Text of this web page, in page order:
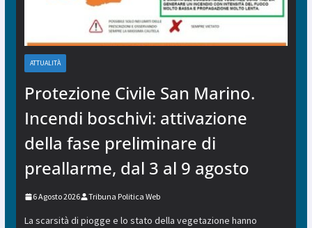
ATTUALITÀ
Protezione Civile San Marino.
Incendi boschivi: attivazione
della fase preliminare di
preallarme, dal 3 al 9 agosto
6 Agosto 2026 Tribuna Politica Web
La scarsità di piogge e lo stato della vegetazione hanno